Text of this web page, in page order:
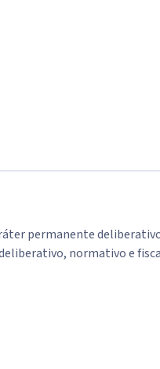
permanente
normativo e